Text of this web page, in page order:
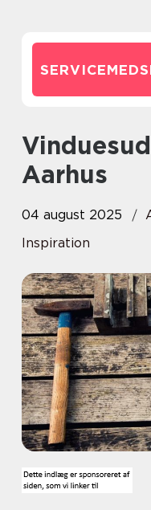
Vinduesudskiftning i
Aarhus
04 august 2025
Inspiration